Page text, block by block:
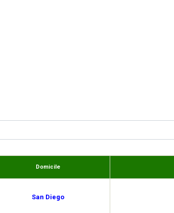
Domicile
San Diego